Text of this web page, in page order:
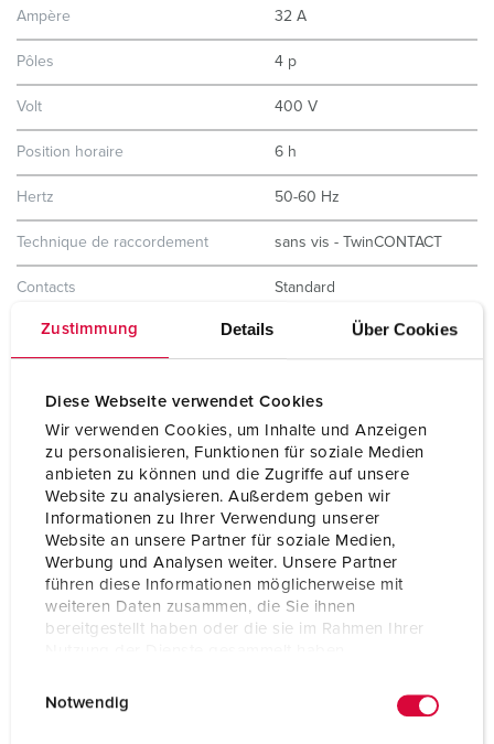
Zustimmung Details Über Cookies
Diese Webseite verwendet Cookies
Wir verwenden Cookies, um Inhalte und Anzeigen
zu personalisieren, Funktionen für soziale Medien
anbieten zu können und die Zugriffe auf unsere
Website zu analysieren. Außerdem geben wir
Informationen zu Ihrer Verwendung unserer
Website an unsere Partner für soziale Medien,
Werbung und Analysen weiter. Unsere Partner
führen diese Informationen möglicherweise mit
weiteren Daten zusammen, die Sie ihnen
bereitgestellt haben oder die sie im Rahmen Ihrer
Notwendig
Ampère 32 A
Pôles 4 p
Volt 400 V
Position horaire 6 h
Hertz 50-60 Hz
Technique de raccordement sans vis - TwinCONTACT
Contacts Standard
Indice de protection
Trous de fixation 60x60 mm
Poids 120 g
Certification de conformité
VDE
CB Zertifikat